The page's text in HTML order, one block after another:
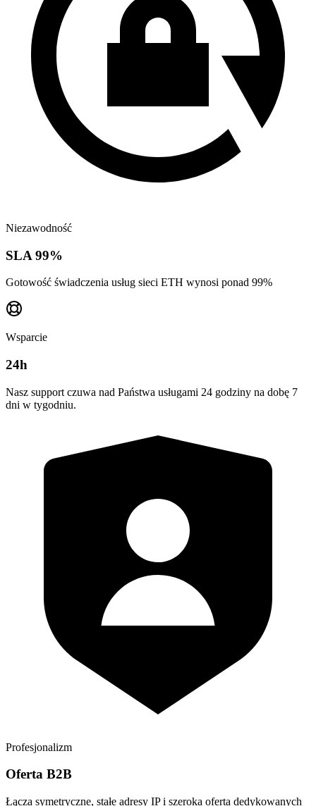
Niezawodność
SLA 99%
Gotowość świadczenia usług sieci ETH wynosi ponad 99%
Wsparcie
24h
Nasz support czuwa nad Państwa usługami 24 godziny na dobę 7
dni w tygodniu.
Profesjonalizm
Oferta B2B
Łącza symetryczne, stałe adresy IP i szeroka oferta dedykowanych